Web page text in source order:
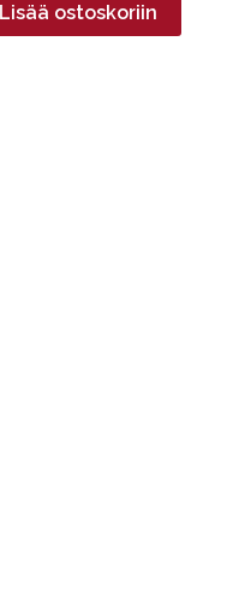
Lisää ostoskoriin